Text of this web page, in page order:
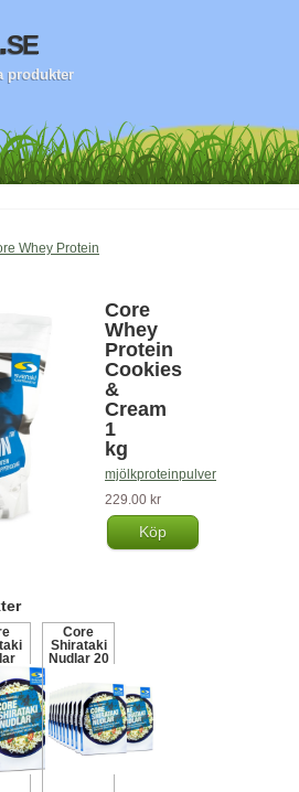
produkter
Whey Protein
Core
Whey
Protein
Cookies
&
Cream
1
kg
mjölkproteinpulver
229.00 kr
Köp
Core
Shirataki
Nudlar 20